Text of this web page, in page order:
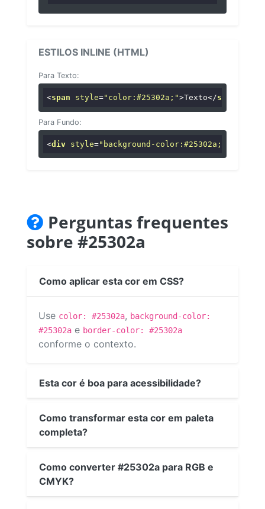
ESTILOS INLINE (HTML)
Para Texto:
<span style="color:#25302a;">Texto</span
Para Fundo:
<div style="background-color:#25302a;"
Perguntas frequentes
sobre #25302a
Como aplicar esta cor em CSS?
Use color: #25302a, background-color:
#25302a e border-color: #25302a
conforme o contexto.
Esta cor é boa para acessibilidade?
Como transformar esta cor em paleta
completa?
Como converter #25302a para RGB e
CMYK?